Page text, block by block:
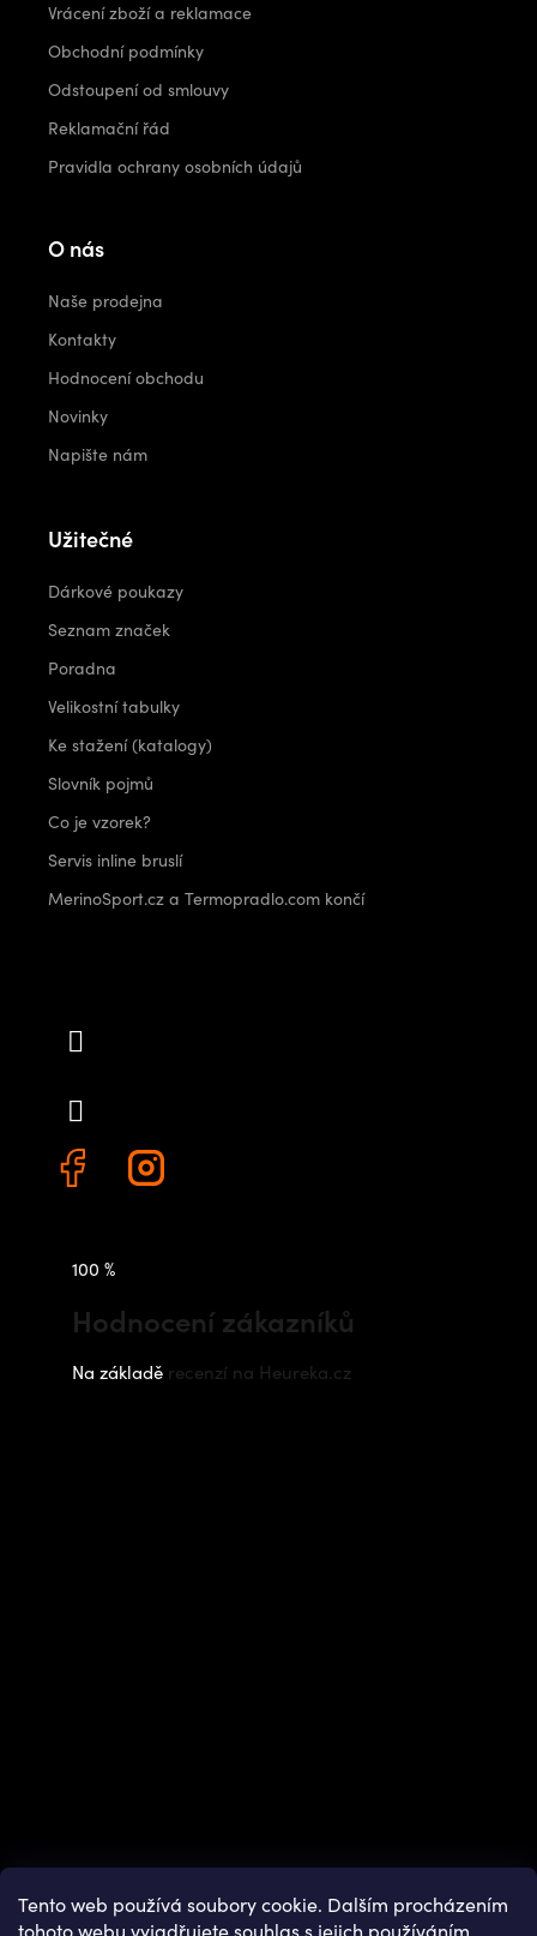
Tento web používá soubory cookie. Dalším procházením
tohoto webu vyjadřujete souhlas s jejich používáním.
Vrácení zboží a reklamace
Obchodní podmínky
Odstoupení od smlouvy
Reklamační řád
Pravidla ochrany osobních údajů
O nás
Naše prodejna
Kontakty
Hodnocení obchodu
Novinky
Napište nám
Užitečné
Dárkové poukazy
Seznam značek
Poradna
Velikostní tabulky
Ke stažení (katalogy)
Slovník pojmů
Co je vzorek?
Servis inline bruslí
MerinoSport.cz a Termopradlo.com končí
100 %
Hodnocení zákazníků
Na základě recenzí na Heureka.cz